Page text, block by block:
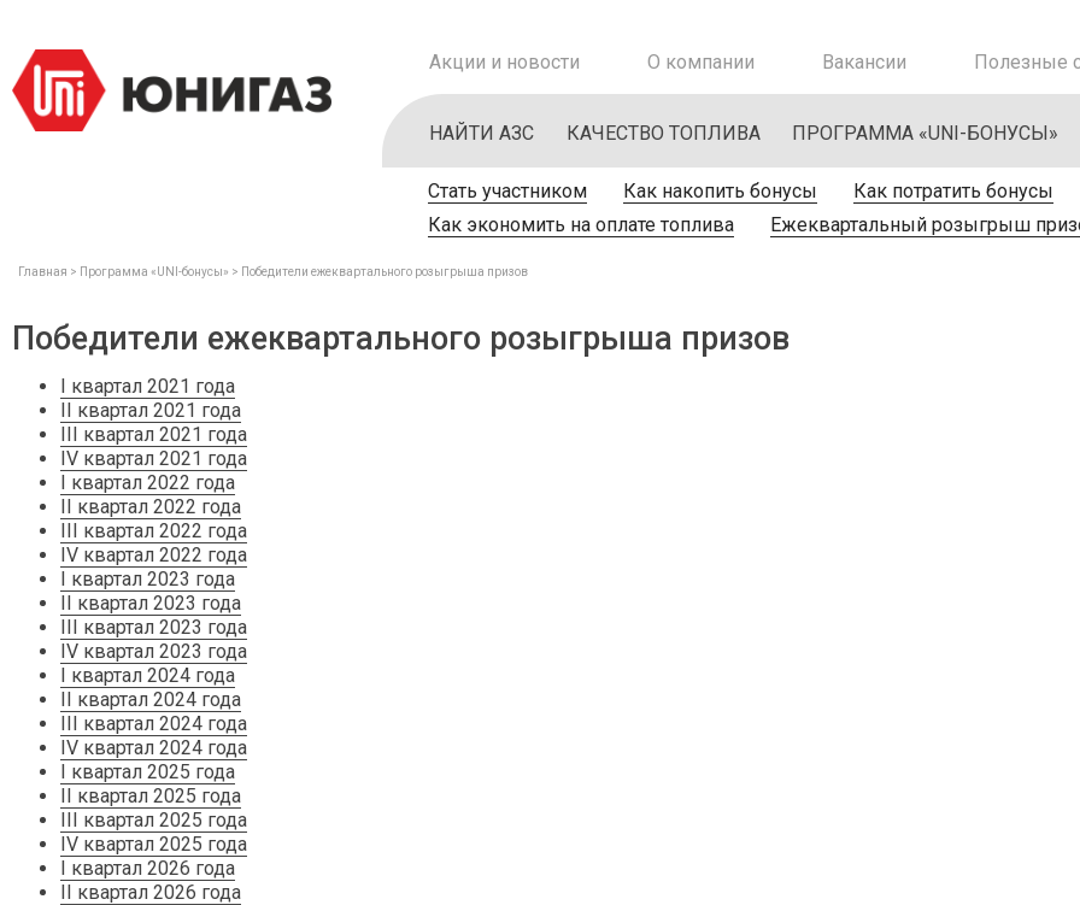
Акции и новости О компании Вакансии Полезные
НАЙТИ АЗС КАЧЕСТВО ТОПЛИВА ПРОГРАММА «UNI-БОНУСЫ»
Стать участником Как накопить бонусы Как потратить бонусы
Как экономить на оплате топлива
Ежеквартальный розыгрыш
Главная Программа «UNI-бонусы» Победители ежеквартального розыгрыша призов
Победители ежеквартального розыгрыша призов
I квартал 2021 года
II квартал 2021 года
III квартал 2021 года
IV квартал 2021 года
I квартал 2022 года
II квартал 2022 года
III квартал 2022 года
IV квартал 2022 года
I квартал 2023 года
II квартал 2023 года
III квартал 2023 года
IV квартал 2023 года
I квартал 2024 года
II квартал 2024 года
III квартал 2024 года
IV квартал 2024 года
I квартал 2025 года
II квартал 2025 года
III квартал 2025 года
IV квартал 2025 года
I квартал 2026 года
II квартал 2026 года